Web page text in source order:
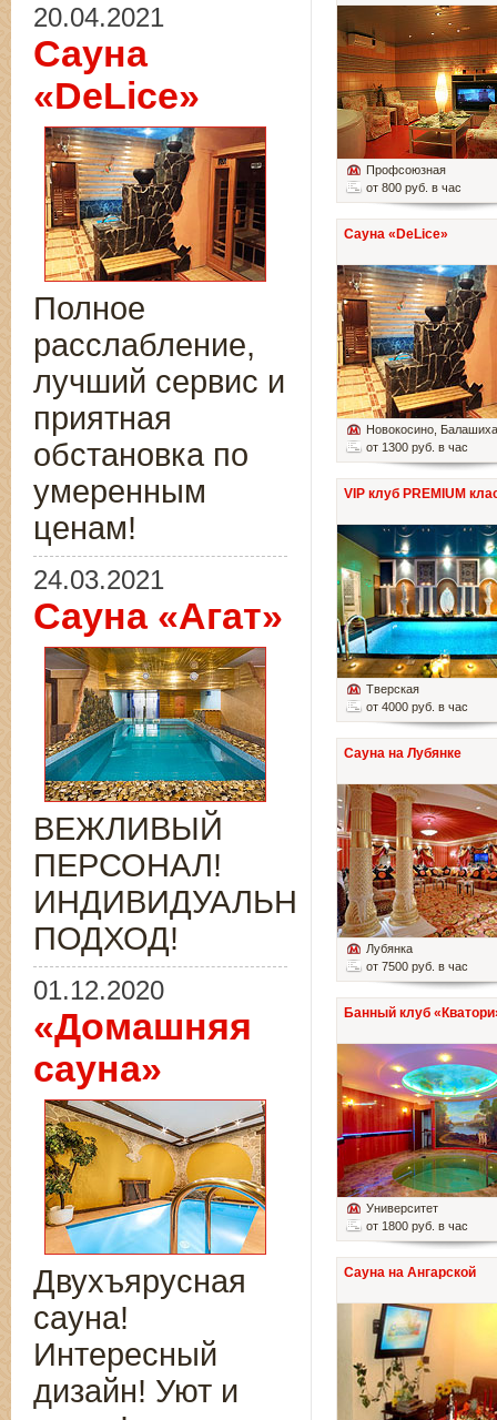
Профсоюзная
от 800 руб. в час
Сауна «DeLice»
Новокосино , Балашиха
от 1300 руб. в час
VIP клуб PREMIUM
Тверская
от 4000 руб. в час
Сауна на Лубянке
Лубянка
от 7500 руб. в час
Банный клуб
Университет
от 1800 руб. в час
Сауна на Ангарской
20.04.2021
Сауна
«DeLice»
Полное
расслабление,
лучший сервис и
приятная
обстановка по
умеренным
ценам!
24.03.2021
Сауна «Агат»
ВЕЖЛИВЫЙ
ПЕРСОНАЛ!
ИНДИВИДУАЛЬНЫЙ
ПОДХОД!
01.12.2020
«Домашняя
сауна»
Двухъярусная
сауна!
Интересный
дизайн! Уют и